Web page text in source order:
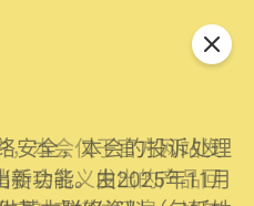
，本会仅于官方网站发
委会名义发出的产品回
安全，本会的投诉处理
新功能。由2025年11月
关闭